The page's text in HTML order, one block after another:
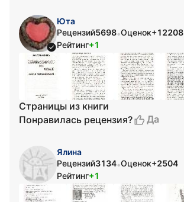
Юта
Рецензий5698•Оценок+12208
Рейтинг+1
Страницы из книги
Понравилась рецензия?
Да
Ялина
Рецензий3134•Оценок+2504
Рейтинг+1